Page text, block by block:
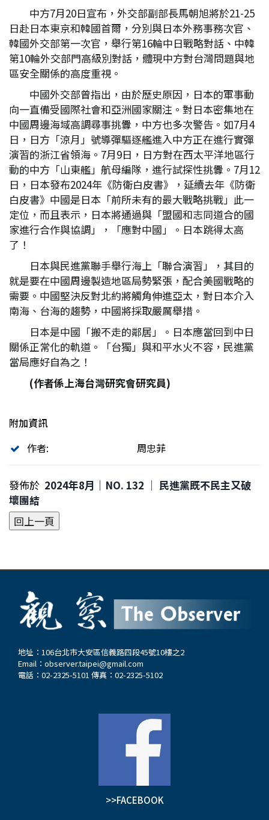
中方7月20日宣布，外交部副部長馬朝旭將於21-25
日赴日本東京和韓國首爾，分別與日本外務事務次官、
韓國外交部第一次官，舉行第16輪中日戰略對話、中韓
第10輪外交部門高級別對話，體現中方對台灣問題與地
區安全關係的高度重視。
中國外交部曾指出，由於歷史原因，日本的軍事動
向一直備受國際社會和亞洲國家關注。對日本密集地在
中國周邊海域高調尋事挑釁，中方也多次警告。如7月4
日，日方「涼月」號導彈驅逐艦進入中方正在進行實彈
演習的浙江省領海。7月9日，日方對在西太平洋地區行
動的中方「山東艦」航母編隊，進行試探性挑釁。7月12
日，日本發布2024年《防衛白皮書》，延續去年《防衛
白皮書》中國是日本「前所未有的最大戰略挑戰」此一
定位，而且表示，日本將通過與「盟國和志同道合的國
家進行合作與協調」，「應對中國」。日本跳得太高
了！
日本與民進黨聯手舉行海上「聯合演習」，其目的
就是要在中國周邊製造地區局勢緊張，配合美國戰略的
需要。中國堅決反對北約將觸角伸進亞太，對日本介入
南海、台海的趨勢，中國將採取嚴厲舉措。
日本是中國「搬不走的鄰居」。日本應當回到中日
關係正常化的軌道。「台獨」與和平水火不容，民進黨
當局應好自為之！
(作者係上海台灣研究會研究員)
附加資訊
作者:
周忠菲
發佈於 2024年8月｜NO. 132 │ 民進黨既不民主又破
壞團結
地址：106台北市大安區信義路四段45號10樓之2
Email： observer.taipei@gmail.com
電話：02-2325-5101 傳真：02-2325-5102
>>FACEBOOK